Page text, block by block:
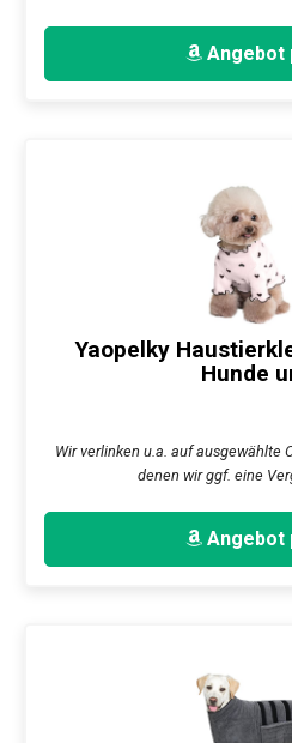
Angebot
Yaopelky
Hunde
Wir verlinken u.a. auf ausgewählte
denen wir ggf. eine
Angebot